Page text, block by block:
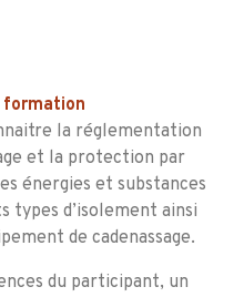
formation
la réglementation
et la protection par
énergies et substances
types d’isolement ainsi
de cadenassage.
du participant, un